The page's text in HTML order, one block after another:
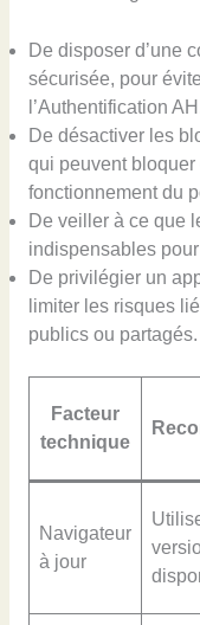
De disposer d’une
sécurisée, pour
l’Authentification
De désactiver les
qui peuvent
fonctionnement du
De veiller à ce que
indispensables
De privilégier un
limiter les risques
publics ou partagés.
Facteur
technique
Navigateur
à jour